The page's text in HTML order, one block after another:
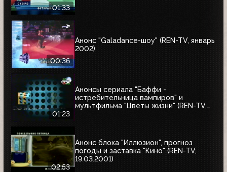
01:33
00:36
Анонс "Galadance-шоу" (REN-TV, январь
2002)
01:23
Анонсы сериала "Баффи -
истребительница вампиров" и
мультфильма "Цветы жизни" (REN-TV,
02:53
Анонс блока "Иллюзион", прогноз
погоды и заставка "Кино" (REN-TV,
19.03.2001)